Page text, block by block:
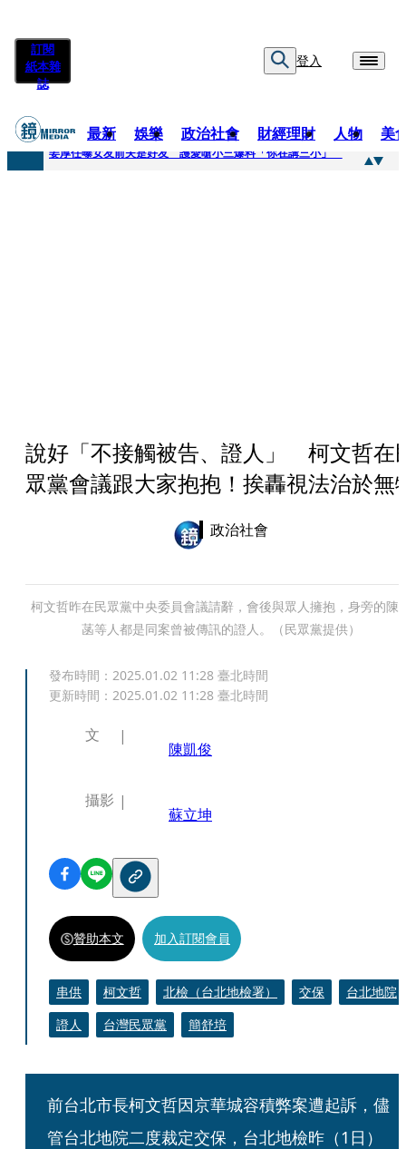
訂閱
紙本雜
誌
登入
最新 娛樂 政治社會 財經理財 人物 美
快訊
姜厚任曝女友前夫是好友 護愛嗆小三爆料「你在講三小」
說好「不接觸被告、證人」 柯文哲在
眾黨會議跟大家抱抱！挨轟視法治於無
政治社會
柯文哲昨在民眾黨中央委員會議請辭，會後與眾人擁抱，身旁的陳
菡等人都是同案曾被傳訊的證人。（民眾黨提供）
發布時間： 2025.01.02 11:28 臺北時間
更新時間： 2025.01.02 11:28 臺北時間
文
陳凱俊
攝影
蘇立坤
贊助本文 加入訂閱會員
串供 柯文哲 北檢（台北地檢署） 交保
台北地院
證人
台灣民眾黨 簡舒培
前台北市長柯文哲因京華城容積弊案遭起訴，儘
管台北地院二度裁定交保，台北地檢昨（1日）